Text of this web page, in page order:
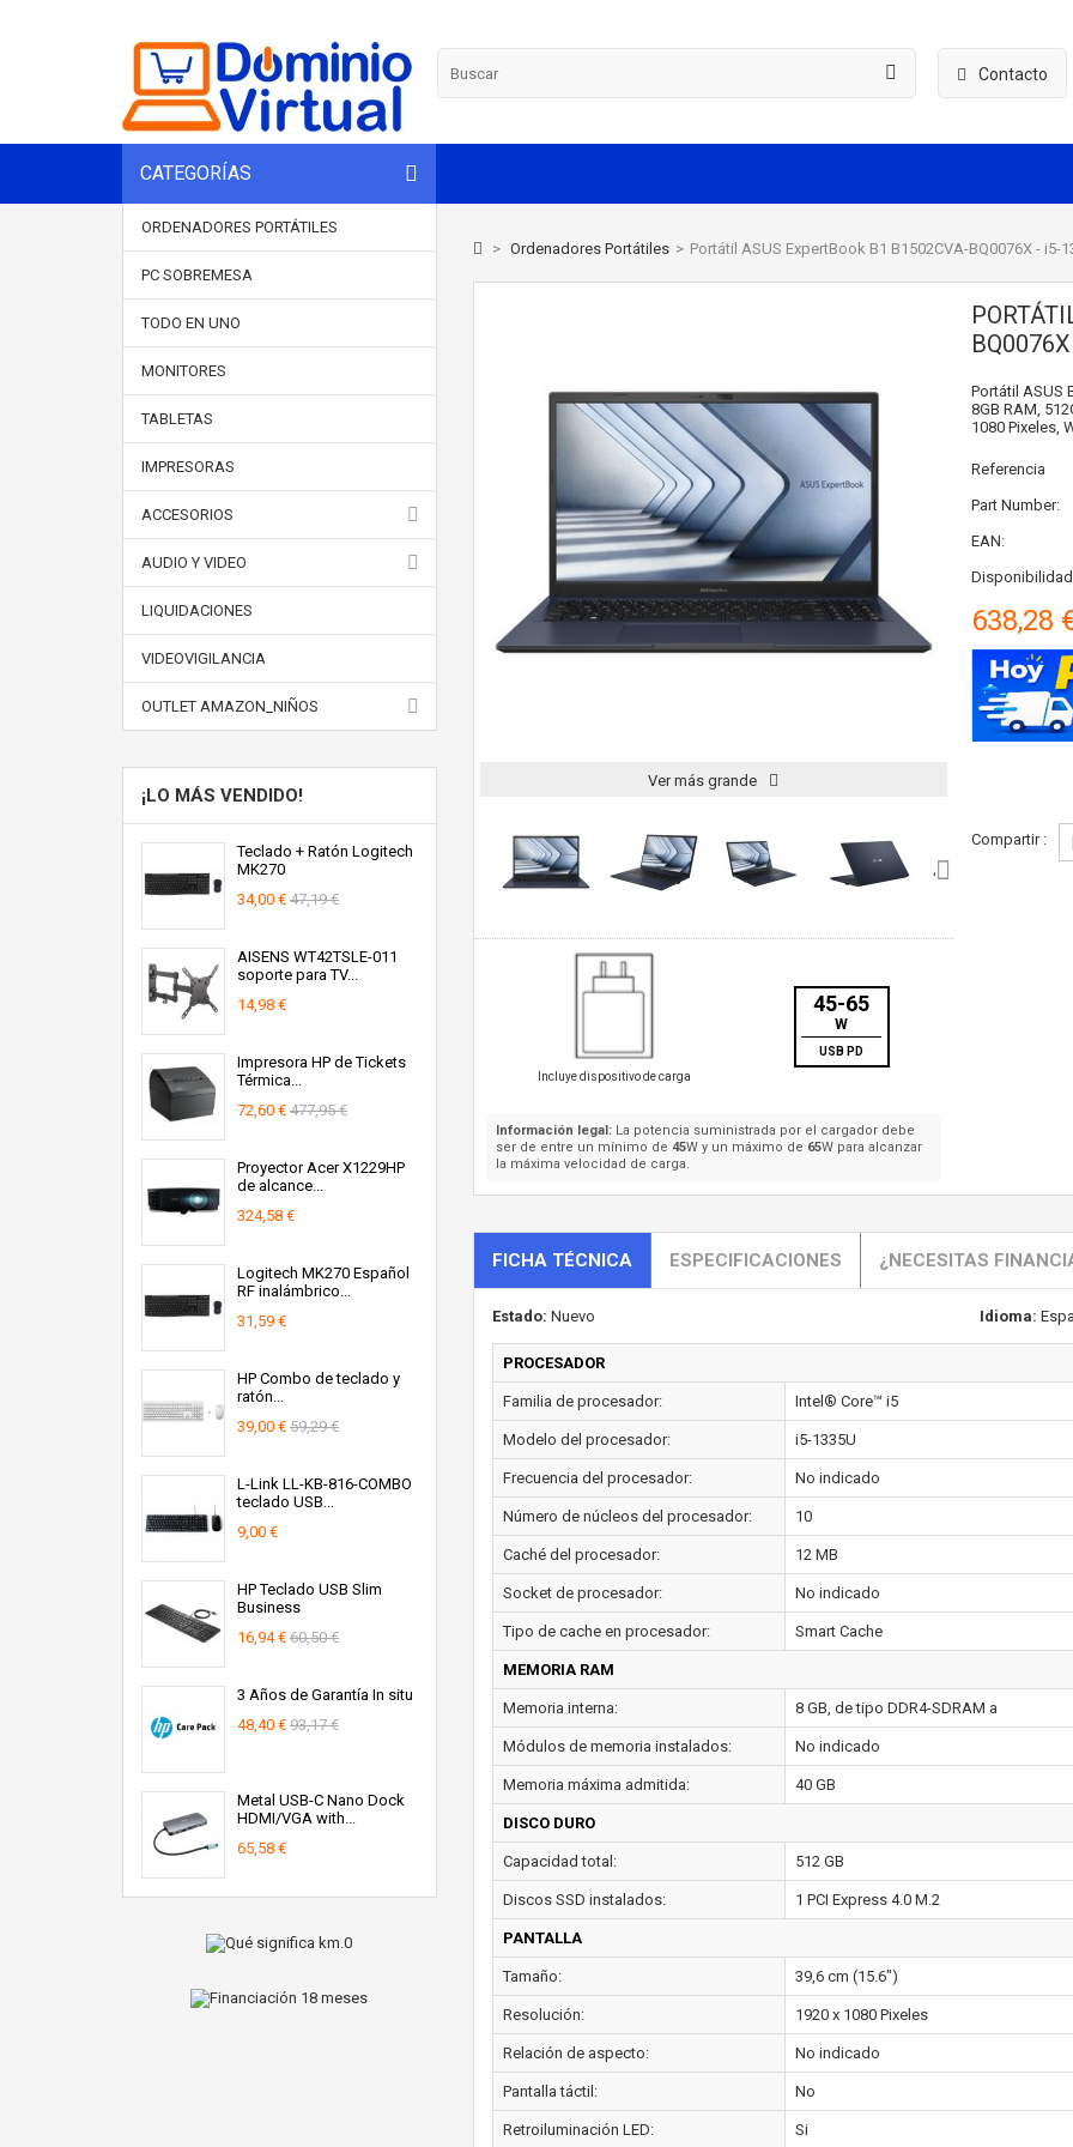
Contacto
CATEGORÍAS
ORDENADORES PORTÁTILES
PC SOBREMESA
TODO EN UNO
MONITORES
TABLETAS
IMPRESORAS
ACCESORIOS
AUDIO Y VIDEO
LIQUIDACIONES
VIDEOVIGILANCIA
OUTLET AMAZON_NIÑOS
¡LO MÁS VENDIDO!
Teclado + Ratón Logitech
MK270
34,00 € 47,19 €
AISENS WT42TSLE-011
soporte para TV...
14,98 €
Impresora HP de Tickets
Térmica...
72,60 € 477,95 €
Proyector Acer X1229HP
de alcance...
324,58 €
Logitech MK270 Español
RF inalámbrico...
31,59 €
HP Combo de teclado y
ratón...
39,00 € 59,29 €
L-Link LL-KB-816-COMBO
teclado USB...
9,00 €
HP Teclado USB Slim
Business
16,94 € 60,50 €
3 Años de Garantía In situ
48,40 € 93,17 €
Metal USB-C Nano Dock
HDMI/VGA with...
65,58 €
> Ordenadores Portátiles > Portátil ASUS ExpertBook B1 B1502CVA-BQ0076X - i5-
Ver más grande
Incluye dispositivo de carga
45-65
W
USB PD
Información legal:La potencia suministrada por el cargador debe
ser de entre un mínimo de 45W y un máximo de 65W para alcanzar
la máxima velocidad de carga.
Portátil ASUS
8GB RAM,
1080 Pixeles,
Referencia
Part Number:
EAN:
638,28
Compartir :
FICHA TÉCNICA ESPECIFICACIONES ¿NECESITAS
Estado: Nuevo Idioma:
PROCESADOR
Familia de procesador: Intel® Core™ i5
Modelo del procesador: i5-1335U
Frecuencia del procesador: No indicado
Número de núcleos del procesador: 10
Caché del procesador: 12 MB
Socket de procesador: No indicado
Tipo de cache en procesador: Smart Cache
MEMORIA RAM
Memoria interna: 8 GB, de tipo DDR4-SDRAM a
Módulos de memoria instalados: No indicado
Memoria máxima admitida: 40 GB
DISCO DURO
Capacidad total: 512 GB
Discos SSD instalados: 1 PCI Express 4.0 M.2
PANTALLA
Tamaño: 39,6 cm (15.6")
Resolución: 1920 x 1080 Pixeles
Relación de aspecto: No indicado
Pantalla táctil: No
Retroiluminación LED: Si